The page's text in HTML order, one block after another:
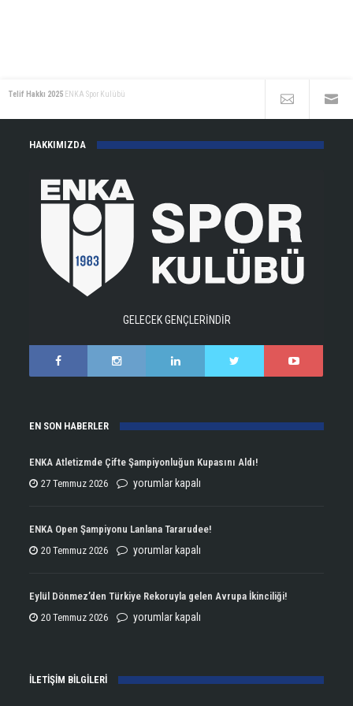
Telif Hakkı 2025 ENKA Spor Kulübü
HAKKIMIZDA
GELECEK GENÇLERİNDİR
EN SON HABERLER
ENKA Atletizmde Çifte Şampiyonluğun Kupasını Aldı!
27 Temmuz 2026
ENKA
Çifte
Şampiyonluğun
yorumlar kapalı
ENKA Open Şampiyonu Lanlana Tararudee!
20 Temmuz 2026
ENKA
Şampiyonu
Lanlana
yorumlar kapalı
Eylül Dönmez’den Türkiye Rekoruyla gelen Avrupa İkinciliği!
20 Temmuz 2026
Eylül
Rekoruyla
yorumlar kapalı
İLETİŞİM BİLGİLERİ